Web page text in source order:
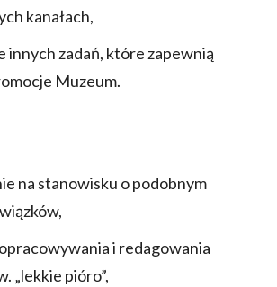
kanałach,
innych zadań, które zapewnią
Muzeum.
na stanowisku o podobnym
i redagowania
„lekkie pióro”,